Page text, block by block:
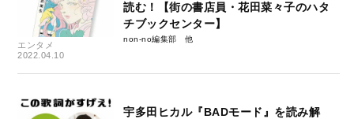
エンタメ
2022.04.10
読む！【街の書店員・花田菜々子のハタ
チブックセンター】
non-no編集部
宇多田ヒカル『BADモード』を読み解